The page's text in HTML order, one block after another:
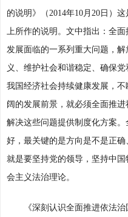
的说明》（2014年10月20日）
上所作的说明。文中指出：全
发展面临的一系列重大问题，
义、维护社会和谐稳定、确保
我国经济社会持续健康发展，
阔的发展前景，就必须全面推
解决这些问题提供制度化方案
好，最关键的是方向是不是正
就是要坚持党的领导，坚持中
会主义法治理论。
《深刻认识全面推进依法治国